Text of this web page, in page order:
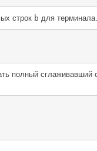
строк b для терминала.
полный сглаживавший